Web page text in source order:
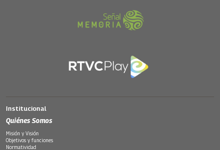
Institucional
Quiénes Somos
Misión y Visión
Objetivos y funciones
Normatividad